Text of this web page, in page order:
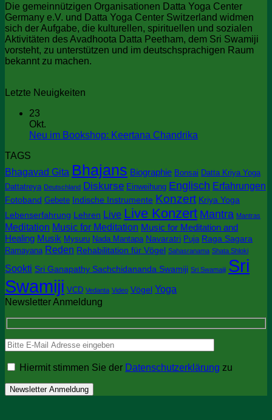
Die gemeinnützigen Organisationen Datta Yoga Center
Germany e.V. und Datta Yoga Center Switzerland widmen
sich der Aufgabe, die kulturellen, spirituellen und sozialen
Aktivitäten des Avadhoota Datta Peetham, dem Sri Swamiji
vorsteht, zu unterstützen und im deutschsprachigen Raum
bekannt zu machen.
Letzte Neuigkeiten
23
Okt.
Neu im Bookshop: Keertana Chandrika
im
Bookshop:
Keertana
Chandrika
TAGS
Bhagavad Gita Bhajans Biographie Bonsai Datta Kriya Yoga
Dattatreya Deutschland Diskurse Einweihung Englisch Erfahrungen
Fotoband Gebete Indische Instrumente Konzert Kriya Yoga
Lebenserfahrung Lehren Live Live Konzert Mantra Mantras
Meditation Music for Meditation Music for Meditation and
Healing Musik Mysuru Nada Mantapa Navaratri Puja Raga Sagara
Ramayana Reden Rehabilitation für Vögel Sahasranama Shata Shloki
Sookti Sri Ganapathy Sachchidananda Swamiji Sri Swamaiji Sri
Swamiji VCD Vedanta Video Vögel Yoga
Newsletter Anmeldung
Hiermit stimmen Sie der Datenschutzerklärung zu